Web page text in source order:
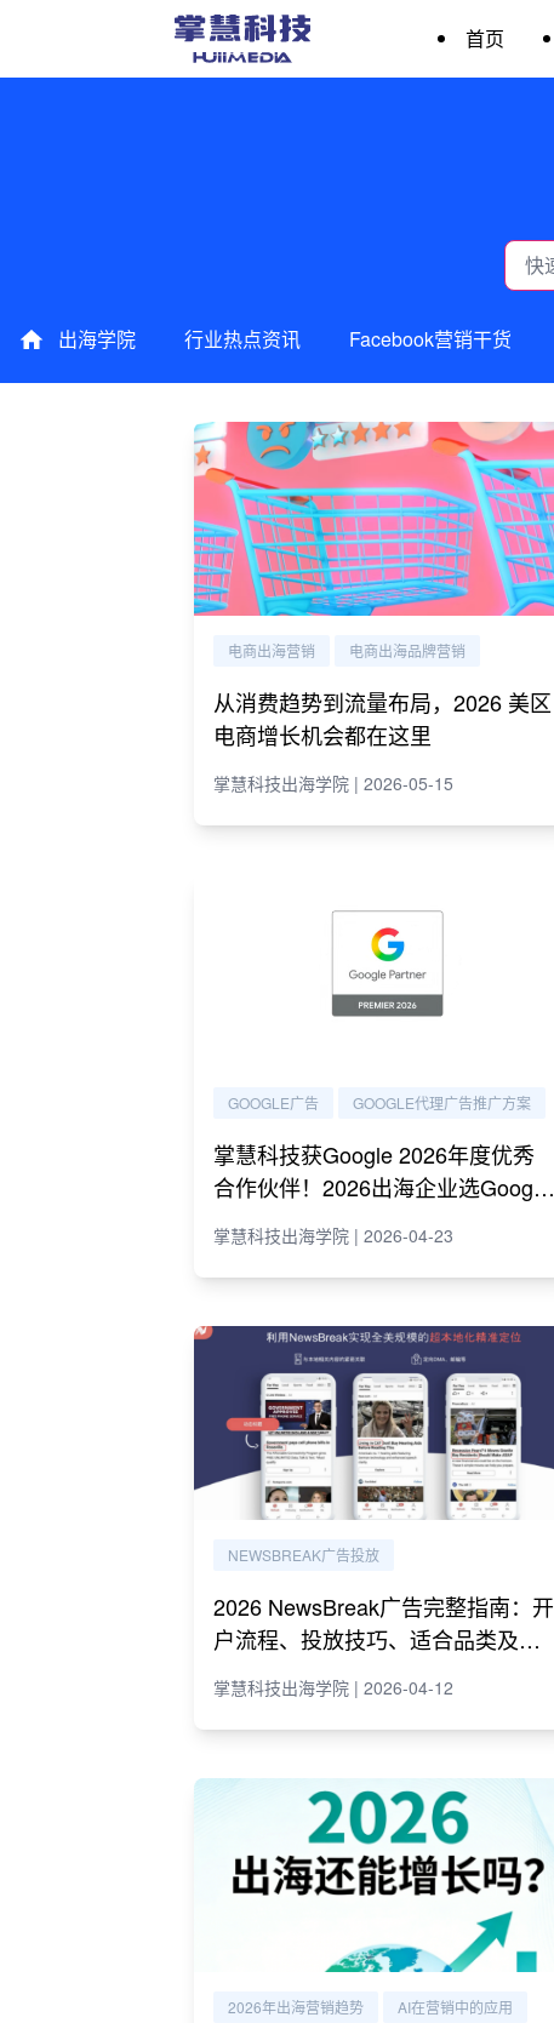
首页
出海学院 行业热点资讯 Facebook营销干货
电商出海营销 电商出海品牌营销
从消费趋势到流量布局，2026 美区
电商增长机会都在这里
掌慧科技出海学院 | 2026-05-15
GOOGLE广告 GOOGLE代理广告推广方案
掌慧科技获Google 2026年度优秀
合作伙伴！2026出海企业选Google
掌慧科技出海学院 | 2026-04-23
NEWSBREAK广告投放
2026 NewsBreak广告完整指南：开
户流程、投放技巧、适合品类及代
掌慧科技出海学院 | 2026-04-12
2026年出海营销趋势 AI在营销中的应用